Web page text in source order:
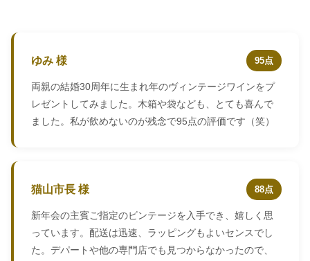
ゆみ 様 95点
両親の結婚30周年に生まれ年のヴィンテージワインをプ
レゼントしてみました。木箱や袋なども、とても喜んで
ました。私が飲めないのが残念で95点の評価です（笑）
猫山市長 様 88点
新年会の主賓ご指定のビンテージを入手でき、嬉しく思
っています。配送は迅速、ラッピングもよいセンスでし
た。デパートや他の専門店でも見つからなかったので、